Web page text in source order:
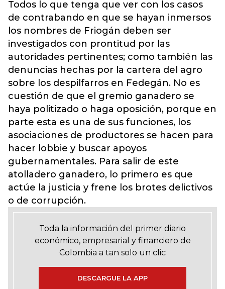
Todos lo que tenga que ver con los casos
de contrabando en que se hayan inmersos
los nombres de Friogán deben ser
investigados con prontitud por las
autoridades pertinentes; como también las
denuncias hechas por la cartera del agro
sobre los despilfarros en Fedegán. No es
cuestión de que el gremio ganadero se
haya politizado o haga oposición, porque en
parte esta es una de sus funciones, los
asociaciones de productores se hacen para
hacer lobbie y buscar apoyos
gubernamentales. Para salir de este
atolladero ganadero, lo primero es que
actúe la justicia y frene los brotes delictivos
o de corrupción.
Toda la información del primer diario
económico, empresarial y financiero de
Colombia a tan solo un clic
DESCARGUE LA APP